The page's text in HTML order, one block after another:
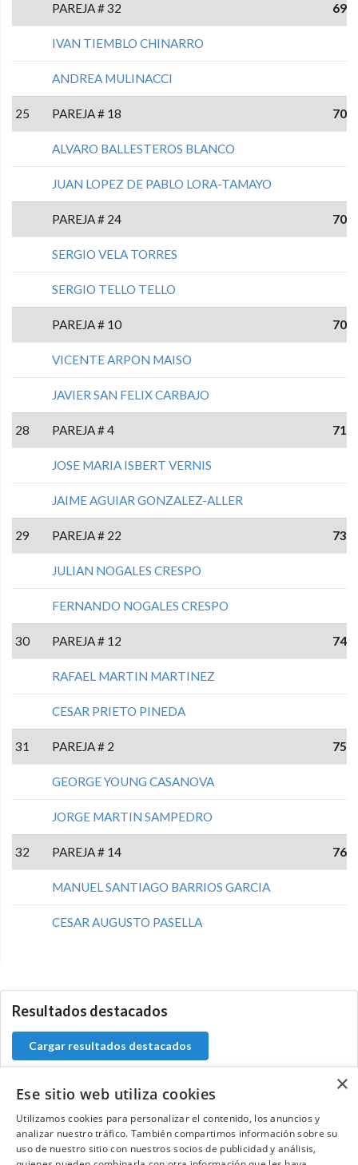
PAREJA # 32 69
IVAN TIEMBLO CHINARRO
ANDREA MULINACCI
25 PAREJA # 18 70
ALVARO BALLESTEROS BLANCO
JUAN LOPEZ DE PABLO LORA-TAMAYO
PAREJA # 24 70
SERGIO VELA TORRES
SERGIO TELLO TELLO
PAREJA # 10 70
VICENTE ARPON MAISO
JAVIER SAN FELIX CARBAJO
28 PAREJA # 4 71
JOSE MARIA ISBERT VERNIS
JAIME AGUIAR GONZALEZ-ALLER
29 PAREJA # 22 73
JULIAN NOGALES CRESPO
FERNANDO NOGALES CRESPO
30 PAREJA # 12 74
RAFAEL MARTIN MARTINEZ
CESAR PRIETO PINEDA
31 PAREJA # 2 75
GEORGE YOUNG CASANOVA
JORGE MARTIN SAMPEDRO
32 PAREJA # 14 76
MANUEL SANTIAGO BARRIOS GARCIA
CESAR AUGUSTO PASELLA
Resultados destacados
Cargar resultados destacados
Contacta con el equipo de NextCaddy
Opina Contacta
×
Ese sitio web utiliza cookies
Utilizamos cookies para personalizar el contenido, los anuncios y
analizar nuestro tráfico. También compartimos información sobre su
uso de nuestro sitio con nuestros socios de publicidad y análisis,